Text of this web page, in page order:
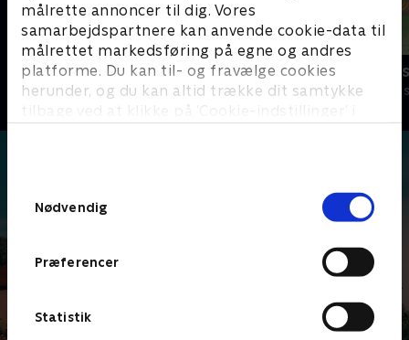
målrette annoncer til dig. Vores
samarbejdspartnere kan anvende cookie-data til
målrettet markedsføring på egne og andres
platforme. Du kan til- og fravælge cookies
herunder, og du kan altid trække dit samtykke
tilbage ved at klikke på ’Cookie-indstillinger’ i
Nødvendig
Præferencer
Statistik
Lillefinger
Børneserier • 1 sæsoner
Lille
Børneserier • 3